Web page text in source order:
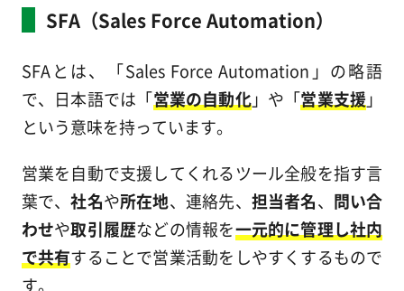
SFA（Sales Force Automation）
SFAとは、「Sales Force Automation」の略語
で、日本語では「営業の自動化」や「営業支援 」
という意味を持っています。
営業を自動で支援してくれるツール全般を指す言
葉で、社名や所在地、連絡先、 担当者名、 問い合
わせや取引履歴などの情報を一元的に管理し社内
で共有することで営業活動をしやすくするもので
す。